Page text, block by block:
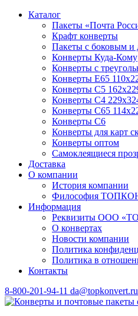
Каталог
Пакеты «Почта
Крафт конверты
Пакеты с боковым
Конверты Куда-Кому
Конверты с
Конверты Е65
Конверты С5
Конверты С4
Конверты С65
Конверты С6
Конверты для карт
Конверты оптом
Самоклеящиеся
Доставка
О компании
История компании
Философия
Информация
Реквизиты ООО
О конвертах
Новости компании
Политика
Политика в
Контакты
8-800-201-94-11 da@topkonvert.ru